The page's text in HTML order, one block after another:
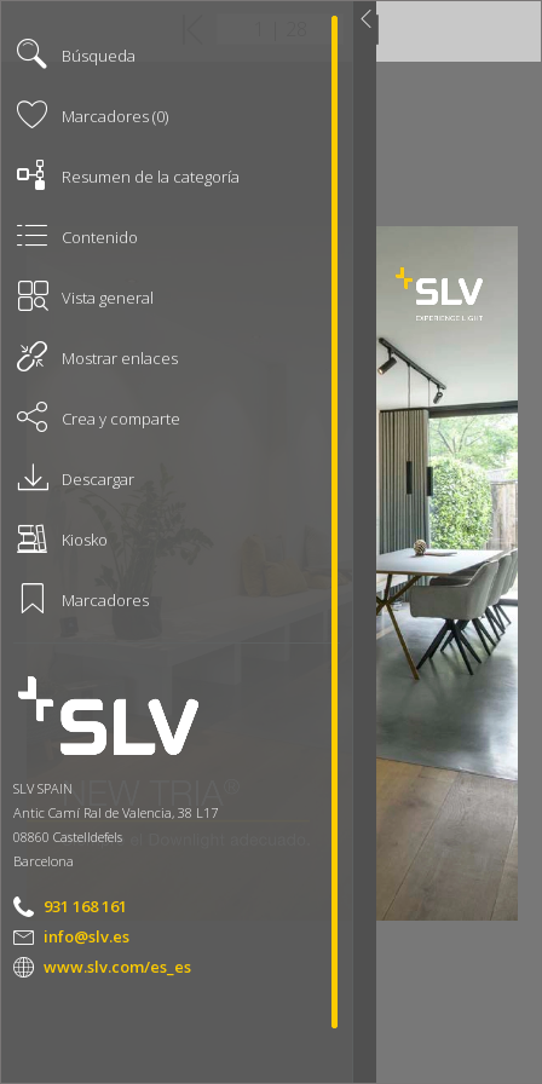
Búsqueda
Marcadores (0)
Resumen de la categoría
Contenido
Vista general
Mostrar enlaces
Crea y comparte
Descargar
Kiosko
Marcadores
SLV SPAIN
Antic Camí Ral de Valencia, 38 L17
08860 Castelldefels
Barcelona
931 168 161
info@slv.es
www.slv.com/es_es